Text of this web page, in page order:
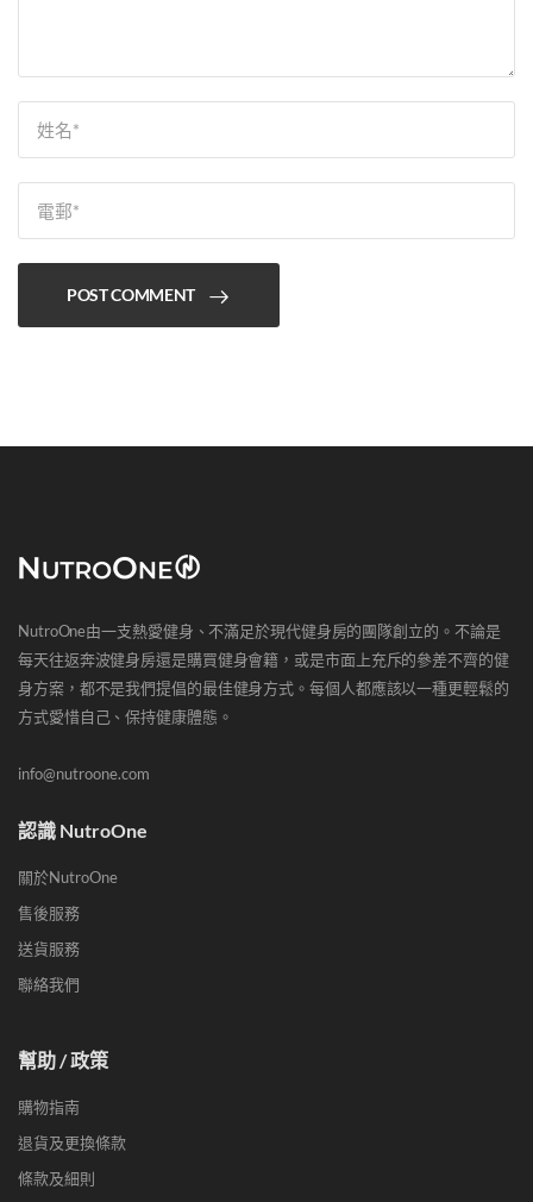
POST COMMENT
NutroOne由一支熱愛健身、不滿足於現代健身房的團隊創立的。不論是
每天往返奔波健身房還是購買健身會籍，或是市面上充斥的參差不齊的健
身方案，都不是我們提倡的最佳健身方式。每個人都應該以一種更輕鬆的
方式愛惜自己、保持健康體態。
info@nutroone.com
認識 NutroOne
關於NutroOne
售後服務
送貨服務
聯絡我們
幫助 / 政策
購物指南
退貨及更換條款
條款及細則